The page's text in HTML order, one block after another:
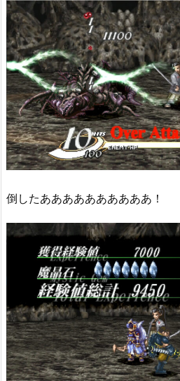
倒したああああああああああ！